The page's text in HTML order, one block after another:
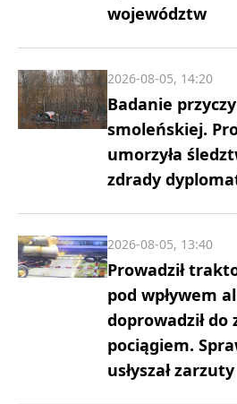
województw
Badanie
smoleńskiej.
umorzyła
zdrady
2026-08-05, 14:20
Prowadził
pod wpływem
doprowadził do
pociągiem.
usłyszał zarzuty
2026-08-05, 13:40